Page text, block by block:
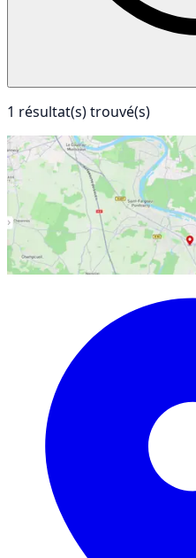
1 résultat(s) trouvé(s)